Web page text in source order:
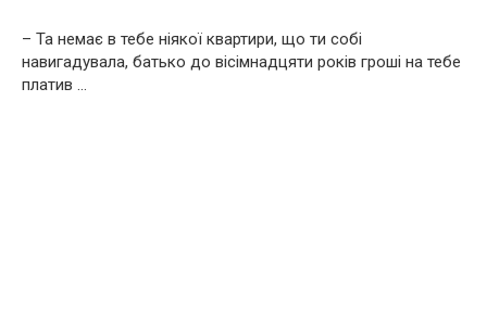
– Та немає в тебе ніякої квартири, що ти собі
навигадувала, батько до вісімнадцяти років гроші на тебе
платив …